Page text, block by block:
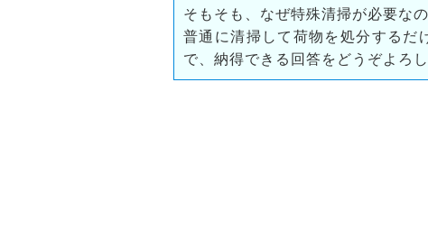
そもそも、なぜ特殊清掃が必要な
普通に清掃して荷物を処分するだ
で、納得できる回答をどうぞよろ